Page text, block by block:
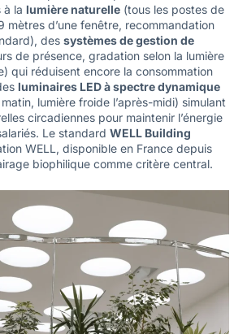
à la lumière naturelle(tous les postes de
mètres d’une fenêtre, recommandation
des systèmes de gestion de
de présence, gradation selon la lumière
qui réduisent encore la consommation
luminaires LED à spectre dynamique
lumière froide l’après-midi) simulant
circadiennes pour maintenir l’énergie
Le standard WELL Building
WELL, disponible en France depuis
biophilique comme critère central.